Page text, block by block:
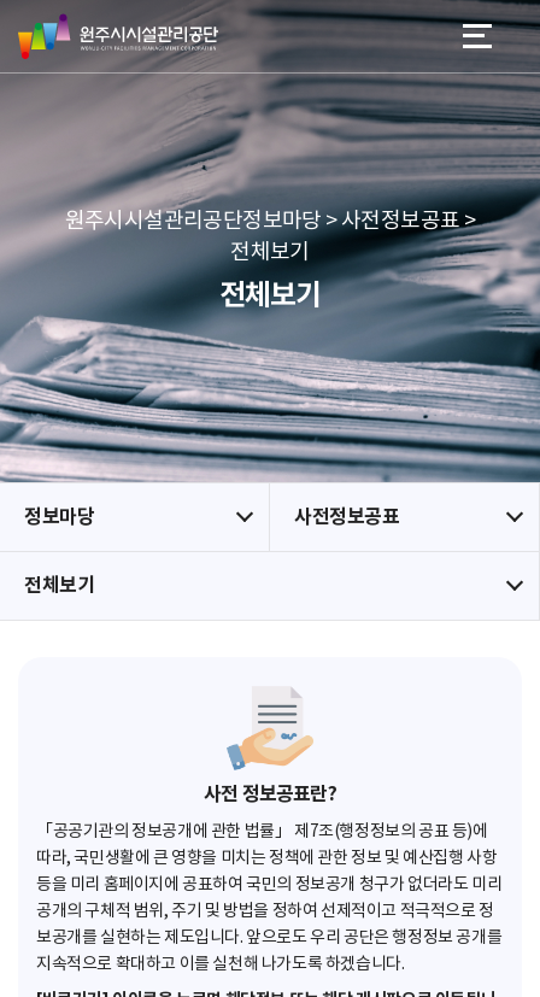
네
본문 바로가기
메뉴 바로가기
원
주
시
리
공
단
원주시시설관리공단정보마당 > 사전정보공표 >
전체보기
전체보기
정보마당 사전정보공표
전체보기
사전 정보공표란?
「공공기관의 정보공개에 관한 법률」 제7조(행정정보의 공표 등)에
따라, 국민생활에 큰 영향을 미치는 정책에 관한 정보 및 예산집행 사항
등을 미리 홈페이지에 공표하여 국민의 정보공개 청구가 없더라도 미리
공개의 구체적 범위, 주기 및 방법을 정하여 선제적이고 적극적으로 정
보공개를 실현하는 제도입니다. 앞으로도 우리 공단은 행정정보 공개를
지속적으로 확대하고 이를 실천해 나가도록 하겠습니다.